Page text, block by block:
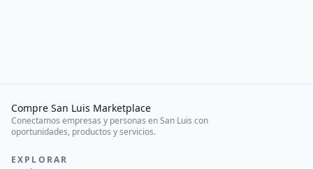
Compre San Luis Marketplace
Conectamos empresas y personas en San Luis con
oportunidades, productos y servicios.
EXPLORAR